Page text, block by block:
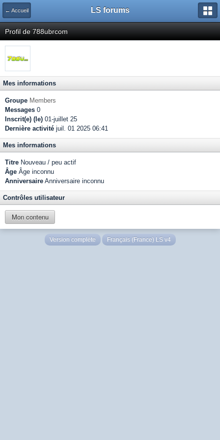
← Accueil LS forums
Profil de 788ubrcom
Mes informations
Groupe Members
Messages 0
Inscrit(e) (le) 01-juillet 25
Dernière activité juil. 01 2025 06:41
Mes informations
Titre Nouveau / peu actif
Âge Âge inconnu
Anniversaire Anniversaire inconnu
Contrôles utilisateur
Mon contenu
Version complète Français (France) LS v4